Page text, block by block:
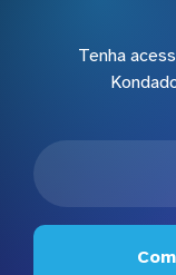
Tenha